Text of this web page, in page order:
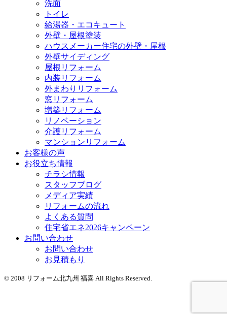
洗面
トイレ
給湯器・エコキュート
外壁・屋根塗装
ハウスメーカー住宅の外壁・屋根
外壁サイディング
屋根リフォーム
内装リフォーム
外まわりリフォーム
窓リフォーム
増築リフォーム
リノベーション
介護リフォーム
マンションリフォーム
お客様の声
お役立ち情報
チラシ情報
スタッフブログ
メディア実績
リフォームの流れ
よくある質問
住宅省エネ2026キャンペーン
お問い合わせ
お問い合わせ
お見積もり
© 2008 リフォーム北九州 福喜 All Rights Reserved.